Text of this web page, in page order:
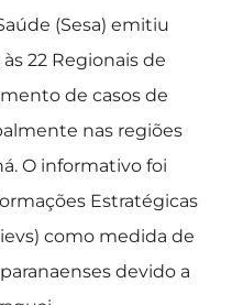
(Sesa) emitiu
22 Regionais de
de casos de
nas regiões
O informativo foi
Estratégicas
como medida de
devido a